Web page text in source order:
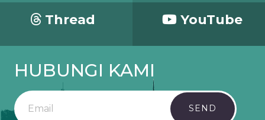
Thread YouTube
HUBUNGI KAMI
SEND